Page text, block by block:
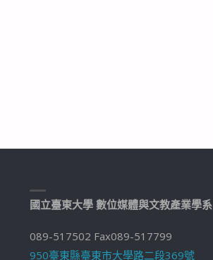
國立臺東大學 數位媒體與文教產業學系
089-517502 Fax089-517799
950臺東縣臺東市大學路二段369號